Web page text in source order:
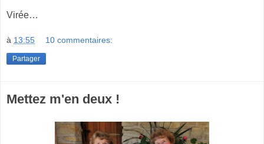
Virée…
à 13:55 10 commentaires:
Partager
Mettez m'en deux !